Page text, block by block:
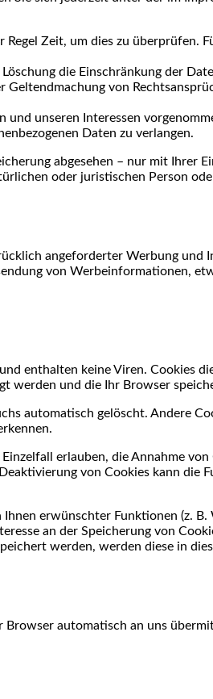
Zeit, um dies zu überprüfen.
die Einschränkung der
von
unseren Interessen
Daten zu verlangen.
abgesehen – nur mit Ihrer
oder juristischen Person
angeforderter Werbung
von Werbeinformationen,
enthalten keine Viren. Cookies
werden und die Ihr Browser
automatisch gelöscht. Andere
erlauben, die Annahme
von Cookies kann die
erwünschter Funktionen (z.
an der Speicherung von
werden, werden diese in
automatisch an uns